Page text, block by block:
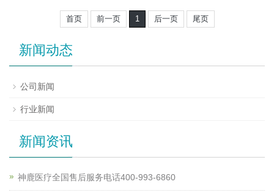
首页 前一页 1 后一页 尾页
新闻动态
公司新闻
行业新闻
新闻资讯
神鹿医疗全国售后服务电话400-993-6860